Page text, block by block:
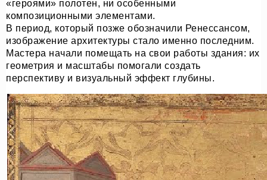
«героями» полотен, ни особенными
композиционными элементами.
В период, который позже обозначили Ренессансом,
изображение архитектуры стало именно последним.
Мастера начали помещать на свои работы здания: их
геометрия и масштабы помогали создать
перспективу и визуальный эффект глубины.